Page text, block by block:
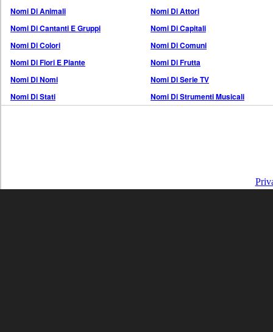
Nomi Di Animali
Nomi Di Attori
Nomi Di Cantanti E Gruppi
Nomi Di Capitali
Nomi Di Colori
Nomi Di Comuni
Nomi Di Fiori E Piante
Nomi Di Frutta
Nomi Di Nomi
Nomi Di Serie TV
Nomi Di Stati
Nomi Di Strumenti Musicali